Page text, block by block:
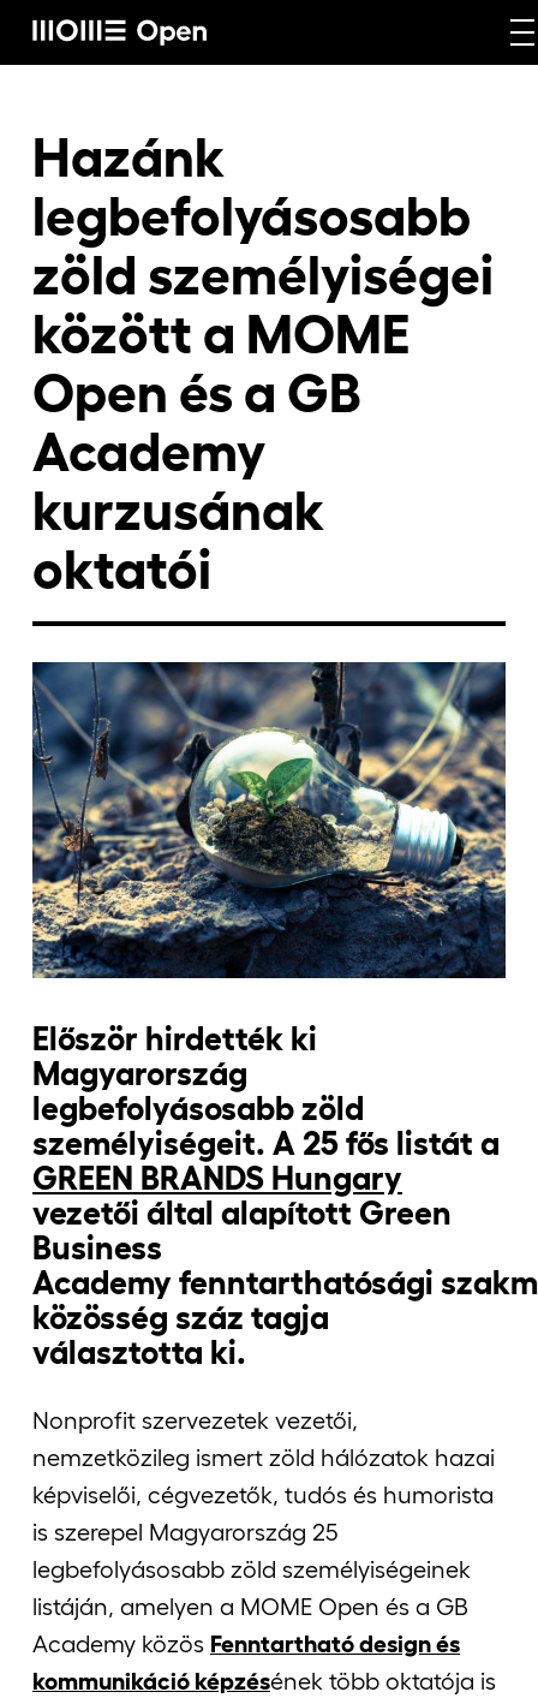
Képzéseink
Vállalati képzéseink
Craft képzéseink
Hírek
Kapcsolat
Hazánk
legbefolyásosabb
zöld személyiségei
között a MOME
Open és a GB
Academy
kurzusának
oktatói
Először hirdették ki
Magyarország
legbefolyásosabb zöld
személyiségeit. A 25 fős listát a
GREEN BRANDS Hungary
vezetői által alapított Green
Business
Academy fenntarthatósági
közösség száz tagja
választotta ki.
Nonprofit szervezetek vezetői,
nemzetközileg ismert zöld hálózatok hazai
képviselői, cégvezetők, tudós és humorista
is szerepel Magyarország 25
legbefolyásosabb zöld személyiségeinek
listáján, amelyen a MOME Open és a GB
Academy közös Fenntartható design és
kommunikáció képzésének több oktatója is